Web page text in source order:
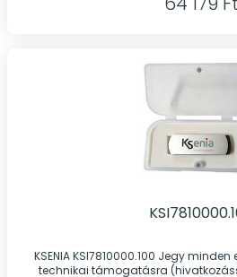
KSENIA KSI7810000.100 Jegy
technikai támogatásra